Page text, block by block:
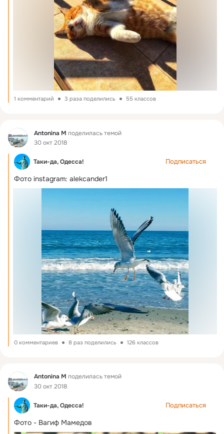
1 комментарий 3 раза поделились 55 классов
Antonina M поделилась темой
30 окт 2018
Таки-да, Одесса! Подписаться
Фото instagram: alekcander1
0 комментариев 8 раз поделились 126 классов
Antonina M поделилась темой
30 окт 2018
Таки-да, Одесса! Подписаться
Фото - Вагиф Мамедов